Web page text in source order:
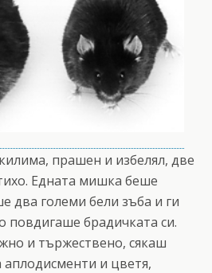
прашен и избелял, две
Едната мишка беше
два големи бели зъба и ги
повдигаше брадичката си.
и тържествено, сякаш
и цветя,